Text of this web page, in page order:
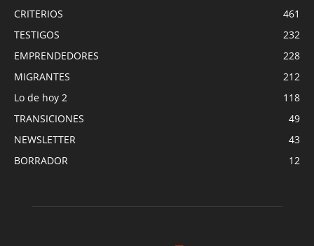
CRITERIOS
461
TESTIGOS
232
EMPRENDEDORES
228
MIGRANTES
212
Lo de hoy 2
118
TRANSICIONES
49
NEWSLETTER
43
BORRADOR
12